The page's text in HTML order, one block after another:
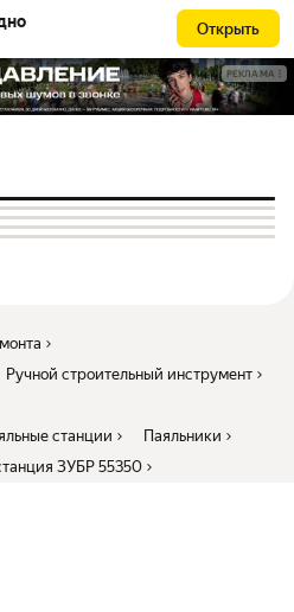
Открыть
РЕКЛАМА
Ручной строительный инструмент
станции
Паяльники
ЗУБР 55350